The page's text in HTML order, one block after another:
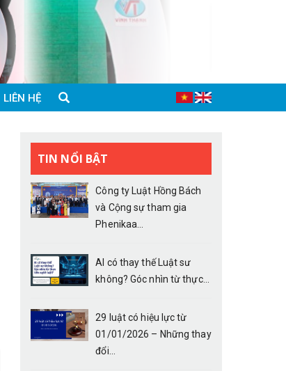
LIÊN HỆ
TIN NỔI BẬT
Công ty Luật Hồng Bách
và Cộng sự tham gia
Phenikaa...
AI có thay thế Luật sư
không? Góc nhìn từ thực...
29 luật có hiệu lực từ
01/01/2026 – Những thay
đổi...